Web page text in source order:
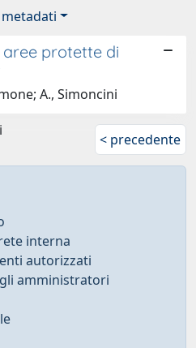
aree protette di
A., Simoncini
< precedente
interna
autorizzati
amministratori